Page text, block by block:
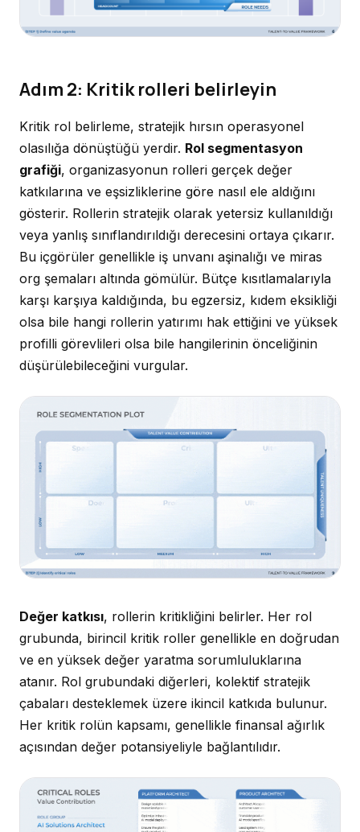
Adım 2: Kritik rolleri belirleyin
Kritik rol belirleme, stratejik hırsın operasyonel
olasılığa dönüştüğü yerdir. Rol segmentasyon
grafiği, organizasyonun rolleri gerçek değer
katkılarına ve eşsizliklerine göre nasıl ele aldığını
gösterir. Rollerin stratejik olarak yetersiz kullanıldığı
veya yanlış sınıflandırıldığı derecesini ortaya çıkarır.
Bu içgörüler genellikle iş unvanı aşinalığı ve miras
org şemaları altında gömülür. Bütçe kısıtlamalarıyla
karşı karşıya kaldığında, bu egzersiz, kıdem eksikliği
olsa bile hangi rollerin yatırımı hak ettiğini ve yüksek
profilli görevlileri olsa bile hangilerinin önceliğinin
düşürülebileceğini vurgular.
Değer katkısı, rollerin kritikliğini belirler. Her rol
grubunda, birincil kritik roller genellikle en doğrudan
ve en yüksek değer yaratma sorumluluklarına
atanır. Rol grubundaki diğerleri, kolektif stratejik
çabaları desteklemek üzere ikincil katkıda bulunur.
Her kritik rolün kapsamı, genellikle finansal ağırlık
açısından değer potansiyeliyle bağlantılıdır.